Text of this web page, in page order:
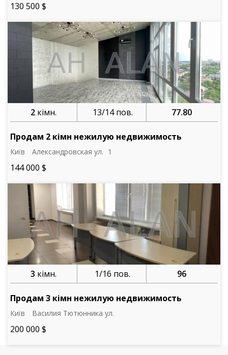
130 500 $
2кімн. 13/14 пов. 77.80
Продам 2 кімн нежилую недвижимость
Київ Александровская ул. 1
144 000 $
3 кімн. 1/16 пов. 96
Продам 3 кімн нежилую недвижимость
Київ Василия Тютюнника ул.
200 000 $